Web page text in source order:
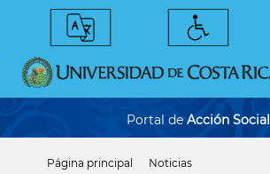
Portal de Acción Social
Página principal Noticias